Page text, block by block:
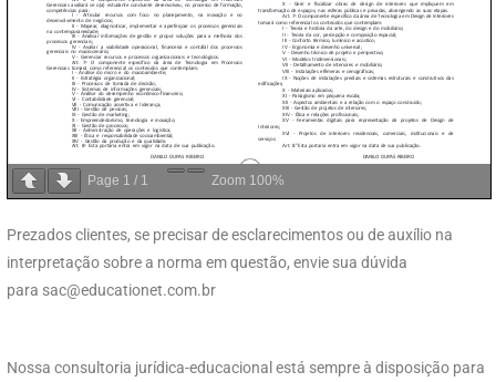
Page 1 / 1 Zoom 100%
Prezados clientes, se precisar de esclarecimentos ou de auxílio na
interpretação sobre a norma em questão, envie sua dúvida
para sac@educationet.com.br
Nossa consultoria jurídica-educacional está sempre à disposição para